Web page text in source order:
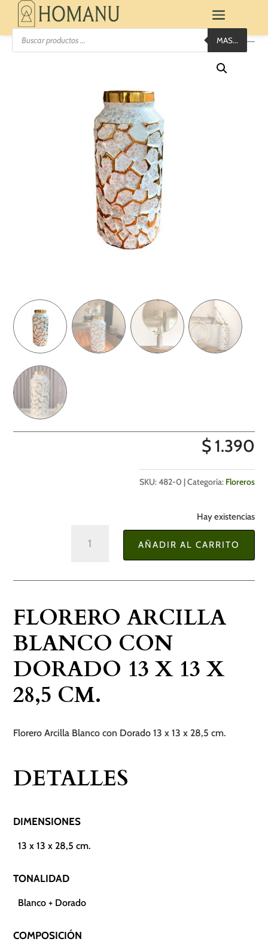
Búsqueda
productos
MAS...
$1.390
SKU:482-0 Categoría: Floreros
Hay existencias
Arcilla
con
13
x
13
x
cm.
AÑADIR AL CARRITO
FLORERO ARCILLA
BLANCO CON
DORADO 13 X 13 X
28,5 CM.
Florero Arcilla Blanco con Dorado 13 x 13 x 28,5 cm.
DETALLES
DIMENSIONES
13 x 13 x 28,5 cm.
TONALIDAD
Blanco + Dorado
COMPOSICIÓN